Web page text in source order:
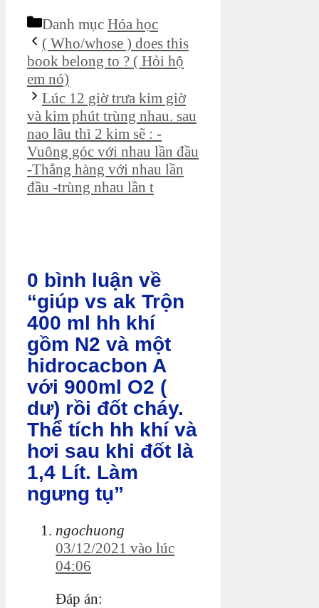
Danh mục Hóa học
( Who/whose ) does this
book belong to ? ( Hỏi hộ
em nó)
Lúc 12 giờ trưa kim giờ
và kim phút trùng nhau. sau
nao lâu thì 2 kim sẽ : -
Vuông góc với nhau lần đầu
-Thẳng hàng với nhau lần
đầu -trùng nhau lần t
0 bình luận về
“giúp vs ak Trộn
400 ml hh khí
gồm N2 và một
hidrocacbon A
với 900ml O2 (
dư) rồi đốt cháy.
Thể tích hh khí và
hơi sau khi đốt là
1,4 Lít. Làm
ngưng tụ”
ngochuong
03/12/2021 vào lúc
04:06
Đáp án: